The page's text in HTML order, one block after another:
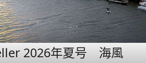
2026年夏号 海風